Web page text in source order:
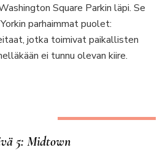
Square Parkin läpi. Se
parhaimmat puolet:
jotka toimivat paikallisten
ei tunnu olevan kiire.
5: Midtown